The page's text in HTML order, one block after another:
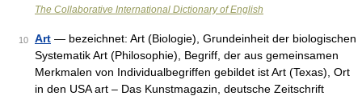
The Collaborative International Dictionary of English
10 Art — bezeichnet: Art (Biologie), Grundeinheit der biologischen
Systematik Art (Philosophie), Begriff, der aus gemeinsamen
Merkmalen von Individualbegriffen gebildet ist Art (Texas), Ort
in den USA art – Das Kunstmagazin, deutsche Zeitschrift